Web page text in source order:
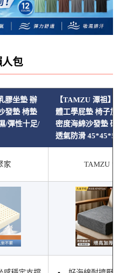
包
膠坐墊 辦
發墊 椅墊
/彈性十足/
【TAMZU 潭祖】
體工學屁墊 椅子加
密度海綿沙發墊 硬
透氣防滑
家 TAMZU 潭